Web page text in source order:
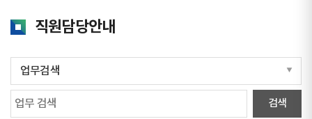
직원담당안내